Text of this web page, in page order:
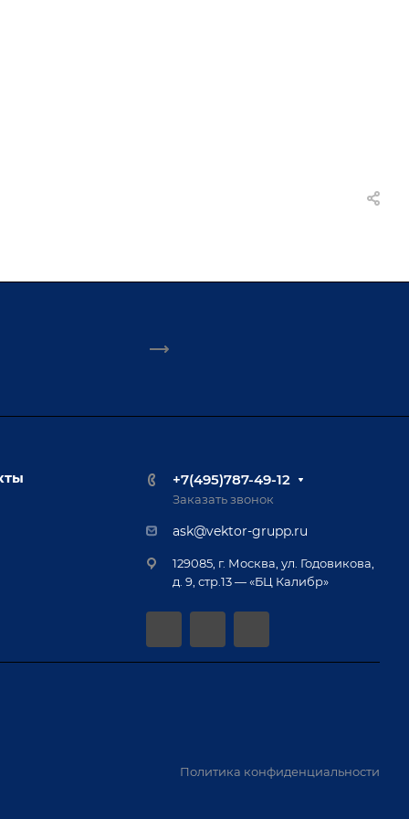
+7(495)787-49-12
Заказать звонок
ask@vektor-grupp.ru
129085, г. Москва, ул. Годовикова,
д. 9, стр.13 — «БЦ Калибр»
Политика конфиденциальности